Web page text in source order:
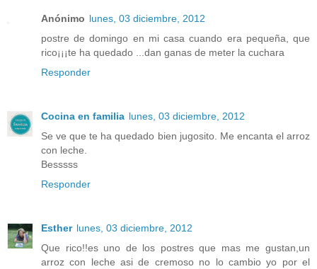
Anónimo lunes, 03 diciembre, 2012
postre de domingo en mi casa cuando era pequeña, que
rico¡¡¡te ha quedado ...dan ganas de meter la cuchara
Responder
Cocina en familia lunes, 03 diciembre, 2012
Se ve que te ha quedado bien jugosito. Me encanta el arroz
con leche.
Besssss
Responder
Esther lunes, 03 diciembre, 2012
Que rico!!es uno de los postres que mas me gustan,un
arroz con leche asi de cremoso no lo cambio yo por el